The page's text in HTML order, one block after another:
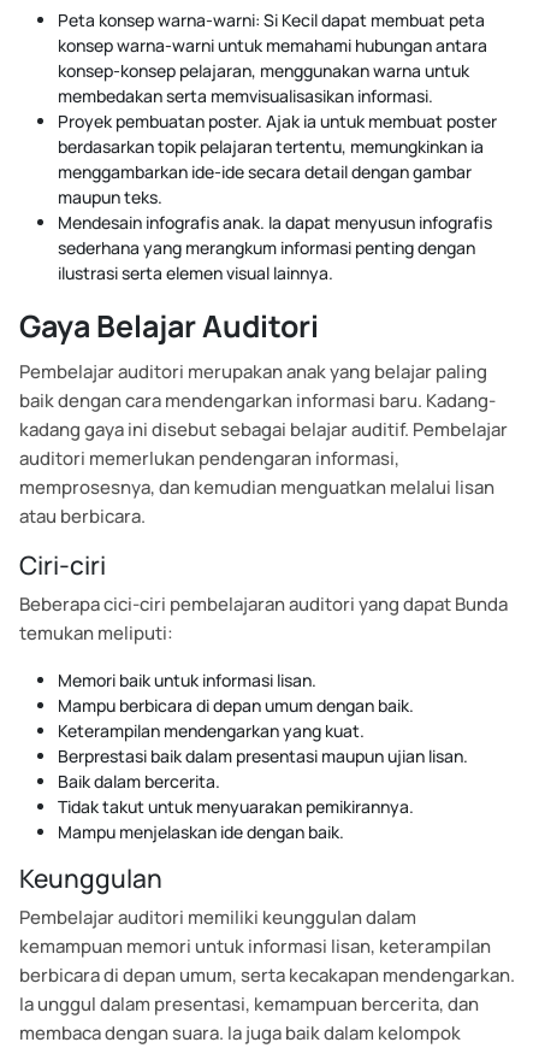
Peta konsep warna-warni: Si Kecil dapat membuat peta
konsep warna-warni untuk memahami hubungan antara
konsep-konsep pelajaran, menggunakan warna untuk
membedakan serta memvisualisasikan informasi.
Proyek pembuatan poster. Ajak ia untuk membuat poster
berdasarkan topik pelajaran tertentu, memungkinkan ia
menggambarkan ide-ide secara detail dengan gambar
maupun teks.
Mendesain infografis anak. Ia dapat menyusun infografis
sederhana yang merangkum informasi penting dengan
ilustrasi serta elemen visual lainnya.
Gaya Belajar Auditori
Pembelajar auditori merupakan anak yang belajar paling
baik dengan cara mendengarkan informasi baru. Kadang-
kadang gaya ini disebut sebagai belajar auditif. Pembelajar
auditori memerlukan pendengaran informasi,
memprosesnya, dan kemudian menguatkan melalui lisan
atau berbicara.
Ciri-ciri
Beberapa cici-ciri pembelajaran auditori yang dapat Bunda
temukan meliputi:
Memori baik untuk informasi lisan.
Mampu berbicara di depan umum dengan baik.
Keterampilan mendengarkan yang kuat.
Berprestasi baik dalam presentasi maupun ujian lisan.
Baik dalam bercerita.
Tidak takut untuk menyuarakan pemikirannya.
Mampu menjelaskan ide dengan baik.
Keunggulan
Pembelajar auditori memiliki keunggulan dalam
kemampuan memori untuk informasi lisan, keterampilan
berbicara di depan umum, serta kecakapan mendengarkan.
Ia unggul dalam presentasi, kemampuan bercerita, dan
membaca dengan suara. Ia juga baik dalam kelompok